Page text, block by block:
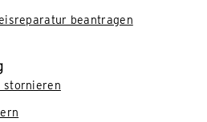
beantragen
stornieren